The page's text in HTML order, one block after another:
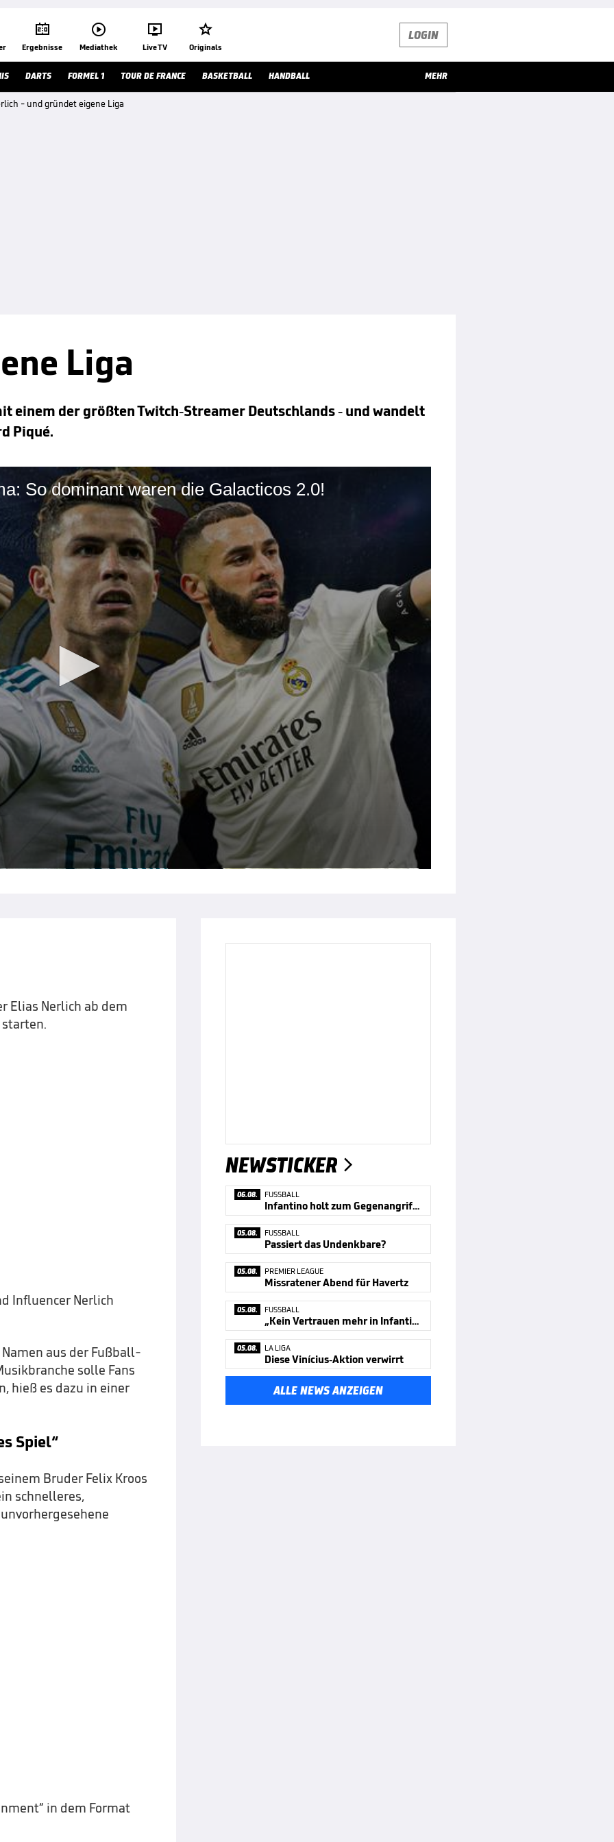

Ergebnisse

Mediathek

Live TV

Originals
LOGIN
DARTS FORMEL 1 TOUR DE FRANCE BASKETBALL HANDBALL MEHR
- und gründet eigene Liga
Liga
einem der größten Twitch-Streamer Deutschlands - und wandelt
Piqué.
So dominant waren die Galacticos 2.0!
Elias Nerlich ab dem
Influencer Nerlich
aus der Fußball-
solle Fans
hieß es dazu in einer
Spiel“
Bruder Felix Kroos
schnelleres,
in dem Format
NEWSTICKER 
06.08. FUSSBALL
Infantino holt zum Gegenangriff aus!
05.08. FUSSBALL
Passiert das Undenkbare?
05.08. PREMIER LEAGUE
Missratener Abend für Havertz
05.08. FUSSBALL
„Kein Vertrauen mehr in Infantino“
05.08. LA LIGA
Diese Vinícius-Aktion verwirrt
ALLE NEWS ANZEIGEN